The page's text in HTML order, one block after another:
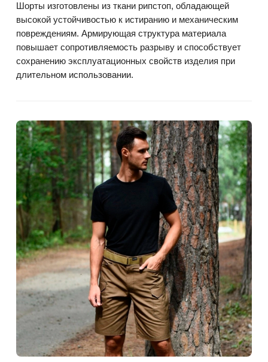
Шорты изготовлены из ткани рипстоп, обладающей
высокой устойчивостью к истиранию и механическим
повреждениям. Армирующая структура материала
повышает сопротивляемость разрыву и способствует
сохранению эксплуатационных свойств изделия при
длительном использовании.